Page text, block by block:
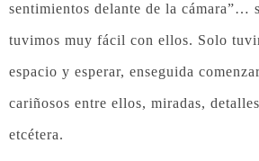
sentimientos delante de la cámara”…
tuvimos muy fácil con ellos. Solo
espacio y esperar, enseguida
cariñosos entre ellos, miradas,
etcétera.